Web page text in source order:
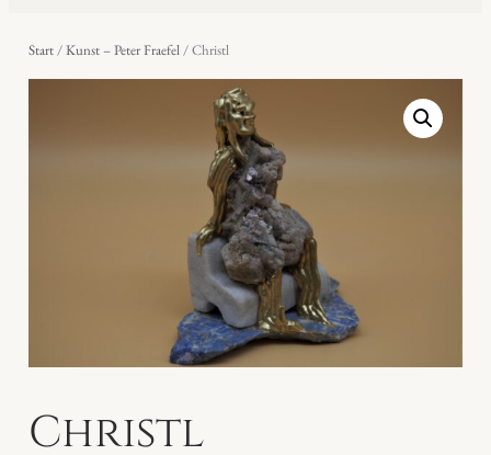
Start/Kunst – Peter Fraefel/ Christl
Christl